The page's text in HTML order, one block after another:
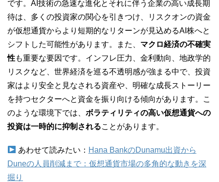
です。AI技術の急速な進化とそれに伴う企業の高い成長期
待は、多くの投資家の関心を引きつけ、リスクオンの資金
が仮想通貨からより短期的なリターンが見込めるAI株へと
シフトした可能性があります。また、 マクロ経済の不確実
性も重要な要因です。インフレ圧力、金利動向、地政学的
リスクなど、世界経済を巡る不透明感が強まる中で、投資
家はより安全と見なされる資産や、明確な成長ストーリー
を持つセクターへと資金を振り向ける傾向があります。こ
のような環境下では、 ボラティリティの高い仮想通貨への
投資は一時的に抑制されることがあります。
あわせて読みたい： Hana BankのDunamu出資から
Duneの人員削減まで：仮想通貨市場の多角的な動きを深
掘り